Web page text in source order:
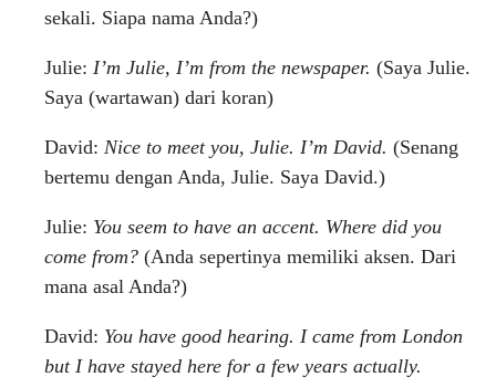
sekali. Siapa nama Anda?)
Julie: I’m Julie, I’m from the newspaper. (Saya Julie.
Saya (wartawan) dari koran)
David: Nice to meet you, Julie. I’m David. (Senang
bertemu dengan Anda, Julie. Saya David.)
Julie: You seem to have an accent. Where did you
come from? (Anda sepertinya memiliki aksen. Dari
mana asal Anda?)
David: You have good hearing. I came from London
but I have stayed here for a few years actually.